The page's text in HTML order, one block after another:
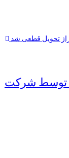
توسط شرکت